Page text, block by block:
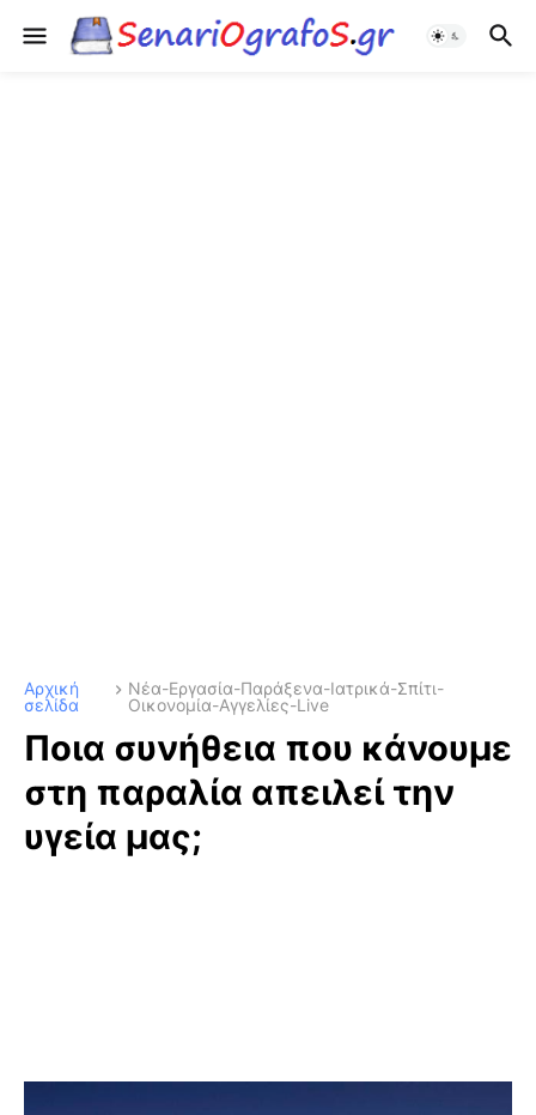
Αρχική
σελίδα
Νέα-Εργασία-Παράξενα-Ιατρικά-Σπίτι-
Οικονομία-Αγγελίες-Live
Ποια συνήθεια που κάνουμε
στη παραλία απειλεί την
υγεία μας;